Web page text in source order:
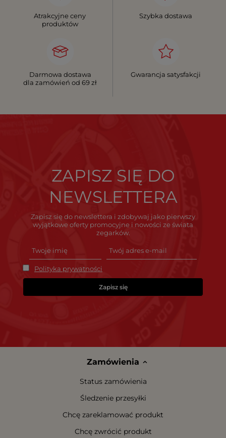
Atrakcyjne ceny
produktów
Szybka dostawa
Darmowa dostawa
dla zamówień od 69 zł
Gwarancja satysfakcji
ZAPISZ SIĘ DO
NEWSLETTERA
Zapisz się do newslettera i zdobywaj jako pierwszy
wyjątkowe oferty promocyjne i nowości ze świata
zegarków.
Polityka prywatności
Zapisz się
Zamówienia
Status zamówienia
Śledzenie przesyłki
Chcę zareklamować produkt
Chcę zwrócić produkt